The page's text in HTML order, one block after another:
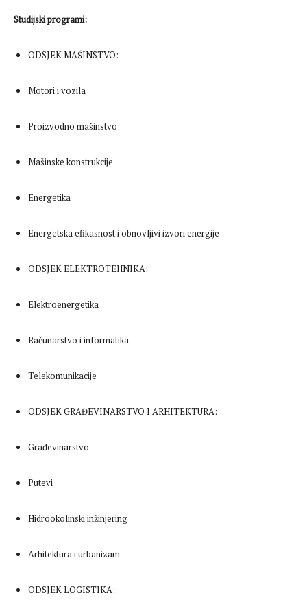
Studijski programi:
ODSJEK MAŠINSTVO:
Motori i vozila
Proizvodno mašinstvo
Mašinske konstrukcije
Energetika
Energetska efikasnost i obnovljivi izvori energije
ODSJEK ELEKTROTEHNIKA:
Elektroenergetika
Računarstvo i informatika
Telekomunikacije
ODSJEK GRAĐEVINARSTVO I ARHITEKTURA:
Građevinarstvo
Putevi
Hidrookolinski inžinjering
Arhitektura i urbanizam
ODSJEK LOGISTIKA: